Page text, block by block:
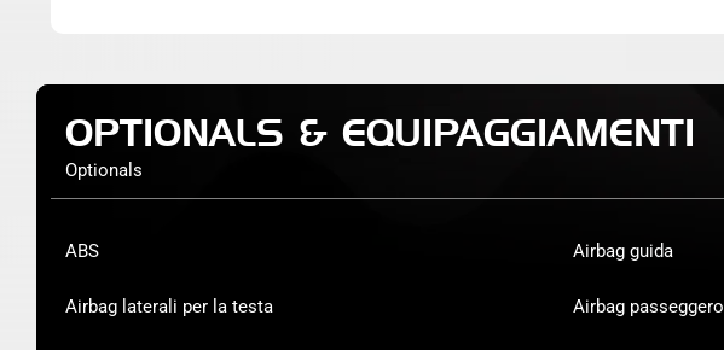
OPTIONALS & EQUIPAGGIAMENTI
Optionals
ABS Airbag guida
Airbag laterali per la testa Airbag passeggero